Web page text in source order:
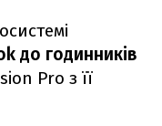
до годинників
Pro з її